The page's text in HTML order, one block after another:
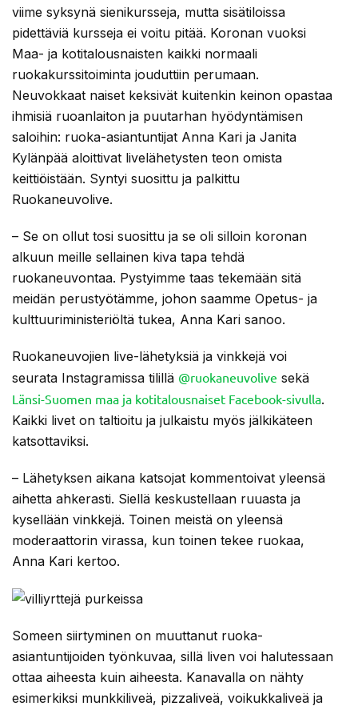
viime syksynä sienikursseja, mutta sisätiloissa
pidettäviä kursseja ei voitu pitää. Koronan vuoksi
Maa- ja kotitalousnaisten kaikki normaali
ruokakurssitoiminta jouduttiin perumaan.
Neuvokkaat naiset keksivät kuitenkin keinon opastaa
ihmisiä ruoanlaiton ja puutarhan hyödyntämisen
saloihin: ruoka-asiantuntijat Anna Kari ja Janita
Kylänpää aloittivat livelähetysten teon omista
keittiöistään. Syntyi suosittu ja palkittu
Ruokaneuvolive.
– Se on ollut tosi suosittu ja se oli silloin koronan
alkuun meille sellainen kiva tapa tehdä
ruokaneuvontaa. Pystyimme taas tekemään sitä
meidän perustyötämme, johon saamme Opetus- ja
kulttuuriministeriöltä tukea, Anna Kari sanoo.
Ruokaneuvojien live-lähetyksiä ja vinkkejä voi
seurata Instagramissa tilillä @ruokaneuvolive sekä
Länsi-Suomen maa ja kotitalousnaiset Facebook-sivulla.
Kaikki livet on taltioitu ja julkaistu myös jälkikäteen
katsottaviksi.
– Lähetyksen aikana katsojat kommentoivat yleensä
aihetta ahkerasti. Siellä keskustellaan ruuasta ja
kysellään vinkkejä. Toinen meistä on yleensä
moderaattorin virassa, kun toinen tekee ruokaa,
Anna Kari kertoo.
Someen siirtyminen on muuttanut ruoka-
asiantuntijoiden työnkuvaa, sillä liven voi halutessaan
ottaa aiheesta kuin aiheesta. Kanavalla on nähty
esimerkiksi munkkiliveä, pizzaliveä, voikukkaliveä ja